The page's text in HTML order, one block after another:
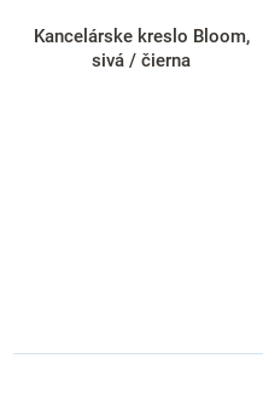
Kancelárske kreslo Bloom,
sivá / čierna